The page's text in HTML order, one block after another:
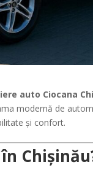
auto Ciocana
modernă de
şi confort.